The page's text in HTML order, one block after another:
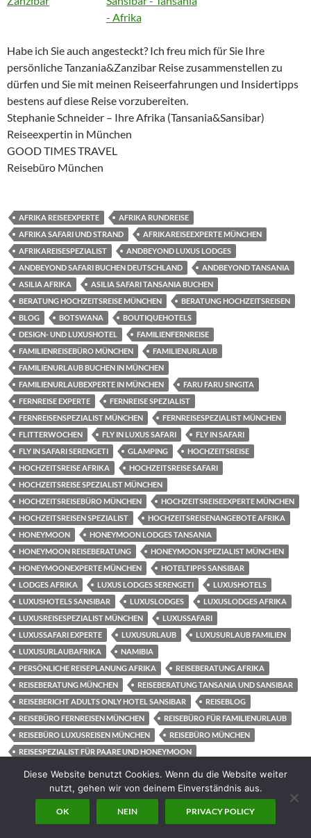
Habe ich Sie auch angesteckt? Ich freu mich für Sie Ihre
persönliche Tanzania&Zanzibar Reise zusammenstellen zu
dürfen und Sie mit meinen Reiseerfahrungen und Insidertipps
bestens auf diese Reise vorzubereiten.
Stephanie Schneider – Ihre Afrika (Tansania&Sansibar)
Reiseexpertin in München
GOOD TIMES TRAVEL
Reisebüro München
AFRIKA REISEEXPERTE
AFRIKA RUNDREISE
AFRIKA SAFARI UND STRAND
AFRIKAREISEEXPERTE MÜNCHEN
AFRIKAREISESPEZIALIST
ANDBEYOND LUXUS LODGES
ANDBEYOND SAFARI BUCHEN DEUTSCHLAND
ANDBEYOND TANSANIA
ASILIA AFRIKA
ASILIA SAFARI TANSANIA BUCHEN
BERATUNG HOCHZEITSREISE MÜNCHEN
BERATUNG HOCHZEITSREISEN
BLOG
BOTSWANA
BOUTIQUEHOTELS
DESIGN- UND LUXUSHOTEL
FAMILIENFERNREISE
FAMILIENREISEBÜRO MÜNCHEN
FAMILIENURLAUB
FAMILIENURLAUB BUCHEN IN MÜNCHEN
FAMILIENURLAUBEXPERTE IN MÜNCHEN
FARU FARU SINGITA
FERNREISE EXPERTE
FERNREISE SPEZIALIST
FERNREISENSPEZIALIST MÜNCHEN
FERNREISESPEZIALIST MÜNCHEN
FLITTERWOCHEN
FLY IN LUXUS SAFARI
FLY IN SAFARI
FLY IN SAFARI SERENGETI
GLAMPING
HOCHZEITSREISE
HOCHZEITSREISE AFRIKA
HOCHZEITSREISE SAFARI
HOCHZEITSREISE SPEZIALIST MÜNCHEN
HOCHZEITSREISEBÜRO MÜNCHEN
HOCHZEITSREISEEXPERTE MÜNCHEN
HOCHZEITSREISEN SPEZIALIST
HOCHZEITSREISENANGEBOTE AFRIKA
HONEYMOON
HONEYMOON LODGES TANSANIA
HONEYMOON REISEBERATUNG
HONEYMOON SPEZIALIST MÜNCHEN
HONEYMOONEXPERTE MÜNCHEN
HOTELTIPPS SANSIBAR
LODGES AFRIKA
LUXUS LODGES SERENGETI
LUXUSHOTELS
LUXUSHOTELS SANSIBAR
LUXUSLODGES
LUXUSLODGES AFRIKA
LUXUSREISESPEZIALIST MÜNCHEN
LUXUSSAFARI
LUXUSSAFARI EXPERTE
LUXUSURLAUB
LUXUSURLAUB FAMILIEN
LUXUSURLAUBAFRIKA
NAMIBIA
PERSÖNLICHE REISEPLANUNG AFRIKA
REISEBERATUNG AFRIKA
REISEBERATUNG MÜNCHEN
REISEBERATUNG TANSANIA UND SANSIBAR
REISEBERICHT ADULTS ONLY HOTEL SANSIBAR
REISEBLOG
REISEBÜRO FERNREISEN MÜNCHEN
REISEBÜRO FÜR FAMILIENURLAUB
REISEBÜRO LUXUSREISEN MÜNCHEN
REISEBÜRO MÜNCHEN
REISESPEZIALIST FÜR PAARE UND HONEYMOON
REISETIPPS TANSANIA
RUNDREISE AFRIKA
SABORATENTEDCAMP
SAFARI AFRIKA
SAFARI ANGEBOTE
SAFARI BUCHEN
Diese Website benutzt Cookies. Wenn du die Website weiter
nutzt, gehen wir von deinem Einverständnis aus.
OK NEIN PRIVACY POLICY